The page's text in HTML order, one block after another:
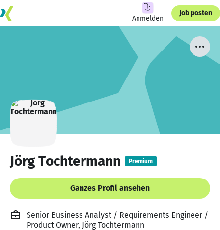
Anmelden
Job posten
Jörg Tochtermann Premium
Ganzes Profil ansehen
Senior Business Analyst / Requirements Engineer /
Product Owner, Jörg Tochtermann